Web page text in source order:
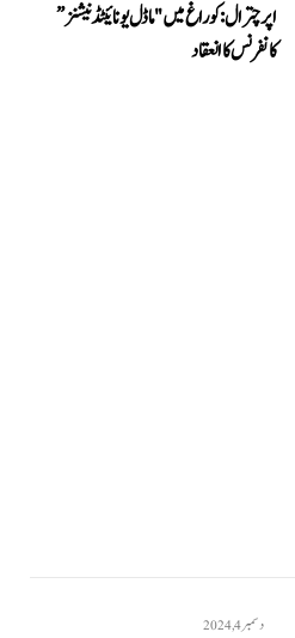
اپر چترال: کوراغ میں "ماڈل یونائیٹڈ نیشنز”
کانفرنس کا انعقاد
دسمبر 4, 2024